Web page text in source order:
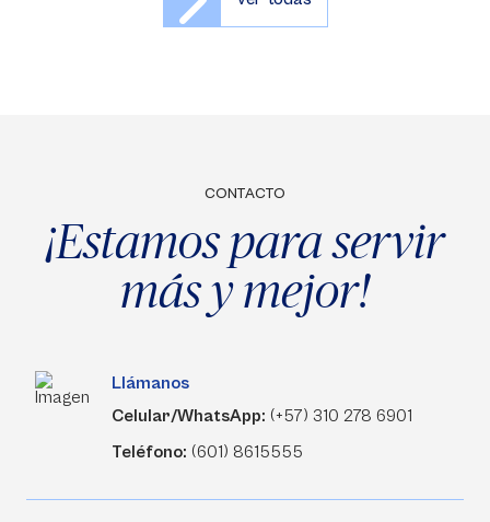
CONTACTO
¡Estamos para servir
más y mejor!
Llámanos
Celular/WhatsApp: (+57) 310 278 6901
Teléfono: (601) 8615555